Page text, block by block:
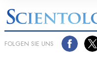
FOLGEN SIE UNS